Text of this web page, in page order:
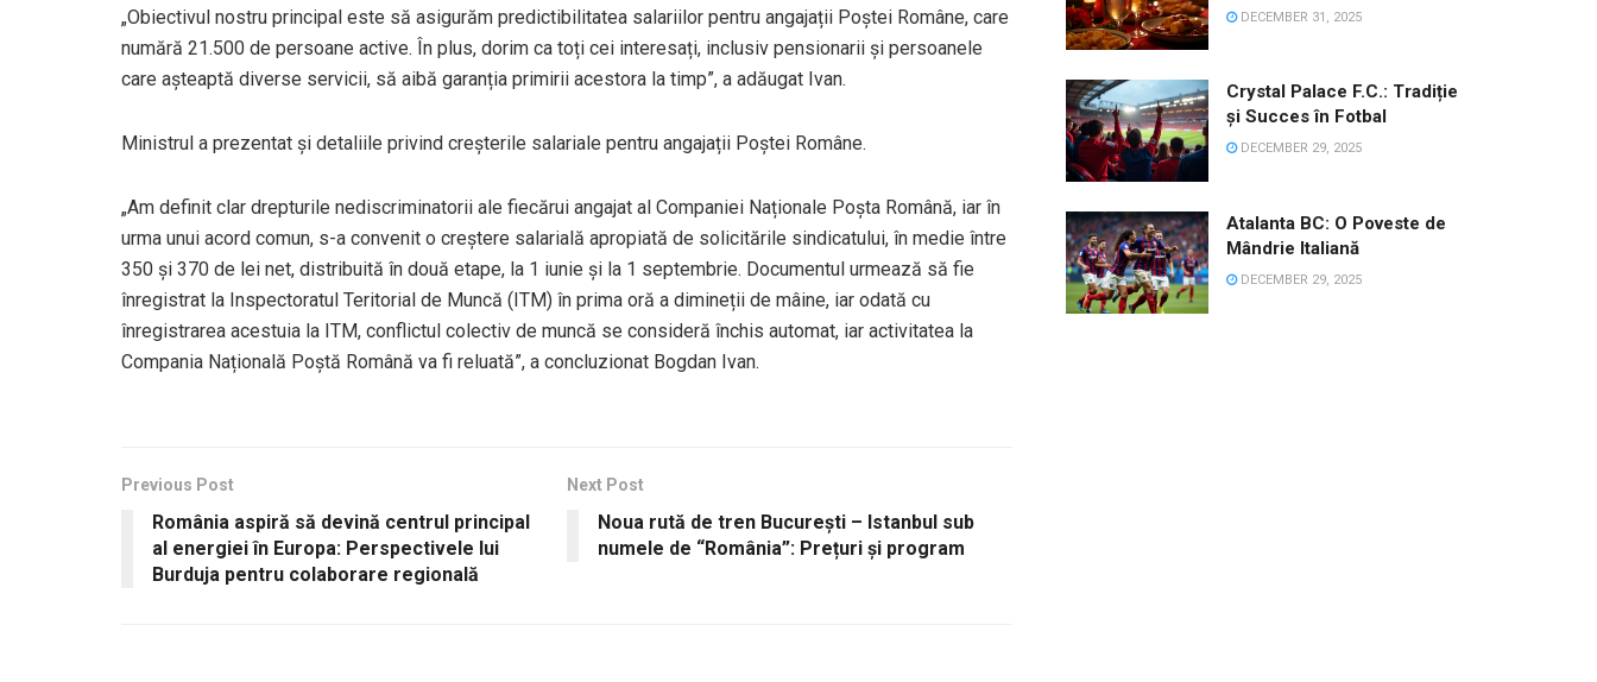
„Obiectivul nostru principal este să asigurăm predictibilitatea salariilor pentru angajații Poștei Române, care
numără 21.500 de persoane active. În plus, dorim ca toți cei interesați, inclusiv pensionarii și persoanele
care așteaptă diverse servicii, să aibă garanția primirii acestora la timp”, a adăugat Ivan.
Ministrul a prezentat și detaliile privind creșterile salariale pentru angajații Poștei Române.
„Am definit clar drepturile nediscriminatorii ale fiecărui angajat al Companiei Naționale Poșta Română, iar în
urma unui acord comun, s-a convenit o creștere salarială apropiată de solicitările sindicatului, în medie între
350 și 370 de lei net, distribuită în două etape, la 1 iunie și la 1 septembrie. Documentul urmează să fie
înregistrat la Inspectoratul Teritorial de Muncă (ITM) în prima oră a dimineții de mâine, iar odată cu
înregistrarea acestuia la ITM, conflictul colectiv de muncă se consideră închis automat, iar activitatea la
Compania Națională Poștă Română va fi reluată”, a concluzionat Bogdan Ivan.
Previous Post
România aspiră să devină centrul principal
al energiei în Europa: Perspectivele lui
Burduja pentru colaborare regională
Next Post
Noua rută de tren București – Istanbul sub
numele de “România”: Prețuri și program
DECEMBER 31, 2025
Crystal Palace F.C.: Tradiție
și Succes în Fotbal
DECEMBER 29, 2025
Atalanta BC: O Poveste de
Mândrie Italiană
DECEMBER 29, 2025